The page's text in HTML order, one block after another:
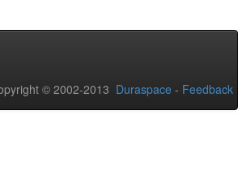
© 2002-2013 Duraspace - Feedback